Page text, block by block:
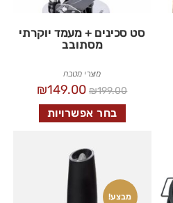
סט סכינים + מעמד יוקרתי
מסתובב
מוצרי מטבח
₪199.00
₪149.00
בחר אפשרויות
מבצע!